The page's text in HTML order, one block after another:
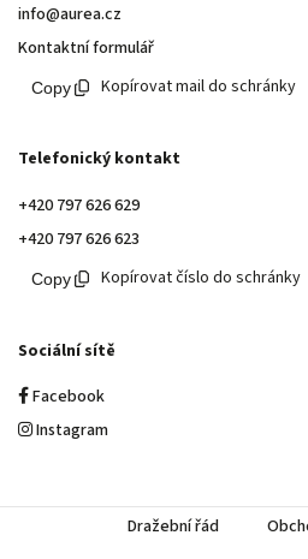
info@aurea.cz
Kontaktní formulář
Kopírovat mail do schránky
Telefonický kontakt
+420 797 626 629
+420 797 626 623
Kopírovat číslo do schránky
Sociální sítě
Facebook
Instagram
Dražební řád